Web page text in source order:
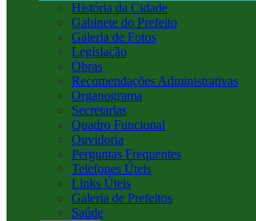
História da Cidade
Gabinete do Prefeito
Galeria de Fotos
Legislação
Obras
Recomendações Administrativas
Organograma
Secretarias
Quadro Funcional
Ouvidoria
Perguntas Frequentes
Telefones Úteis
Links Úteis
Galeria de Prefeitos
Saúde